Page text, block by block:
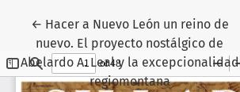
← Volver a los detalles del artículo
Hacer a Nuevo León un reino de
nuevo. El proyecto nostálgico de
Abelardo A. Leal y la excepcionalidad
regiomontana